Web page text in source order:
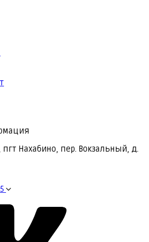
пгт Нахабино, пер. Вокзальный, д.